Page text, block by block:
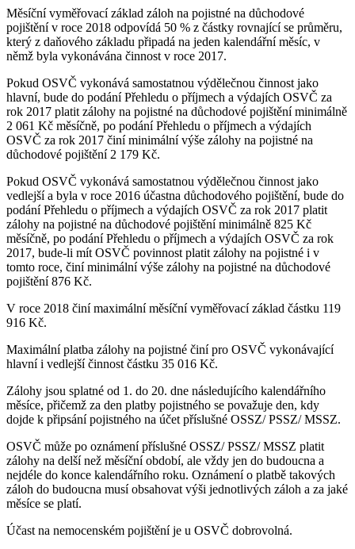
Měsíční vyměřovací základ záloh na pojistné na důchodové
pojištění v roce 2018 odpovídá 50 % z částky rovnající se průměru,
který z daňového základu připadá na jeden kalendářní měsíc, v
němž byla vykonávána činnost v roce 2017.
Pokud OSVČ vykonává samostatnou výdělečnou činnost jako
hlavní, bude do podání Přehledu o příjmech a výdajích OSVČ za
rok 2017 platit zálohy na pojistné na důchodové pojištění minimálně
2 061 Kč měsíčně, po podání Přehledu o příjmech a výdajích
OSVČ za rok 2017 činí minimální výše zálohy na pojistné na
důchodové pojištění 2 179 Kč.
Pokud OSVČ vykonává samostatnou výdělečnou činnost jako
vedlejší a byla v roce 2016 účastna důchodového pojištění, bude do
podání Přehledu o příjmech a výdajích OSVČ za rok 2017 platit
zálohy na pojistné na důchodové pojištění minimálně 825 Kč
měsíčně, po podání Přehledu o příjmech a výdajích OSVČ za rok
2017, bude-li mít OSVČ povinnost platit zálohy na pojistné i v
tomto roce, činí minimální výše zálohy na pojistné na důchodové
pojištění 876 Kč.
V roce 2018 činí maximální měsíční vyměřovací základ částku 119
916 Kč.
Maximální platba zálohy na pojistné činí pro OSVČ vykonávající
hlavní i vedlejší činnost částku 35 016 Kč.
Zálohy jsou splatné od 1. do 20. dne následujícího kalendářního
měsíce, přičemž za den platby pojistného se považuje den, kdy
dojde k připsání pojistného na účet příslušné OSSZ/ PSSZ/ MSSZ.
OSVČ může po oznámení příslušné OSSZ/ PSSZ/ MSSZ platit
zálohy na delší než měsíční období, ale vždy jen do budoucna a
nejdéle do konce kalendářního roku. Oznámení o platbě takových
záloh do budoucna musí obsahovat výši jednotlivých záloh a za jaké
měsíce se platí.
Účast na nemocenském pojištění je u OSVČ dobrovolná.